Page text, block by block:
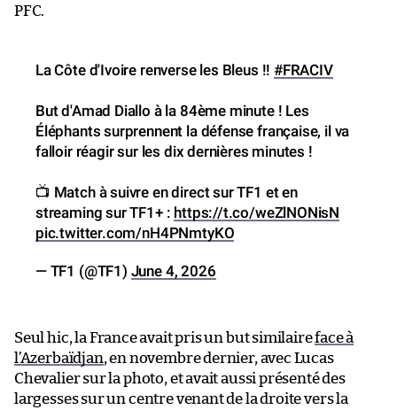
PFC.
La Côte d'Ivoire renverse les Bleus !! #FRACIV
But d'Amad Diallo à la 84ème minute ! Les
Éléphants surprennent la défense française, il va
falloir réagir sur les dix dernières minutes !
📺 Match à suivre en direct sur TF1 et en
streaming sur TF1+ : https://t.co/weZlNONisN
pic.twitter.com/nH4PNmtyKO
— TF1 (@TF1) June 4, 2026
Seul hic, la France avait pris un but similaireface à
l’Azerbaïdjan, en novembre dernier, avec Lucas
Chevalier sur la photo, et avait aussi présenté des
largesses sur un centre venant de la droite vers la